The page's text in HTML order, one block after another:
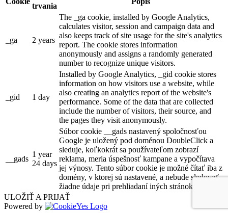
trvania
_ga 2 years
The _ga cookie, installed by Google Analytics,
calculates visitor, session and campaign data and
also keeps track of site usage for the site's analytics
report. The cookie stores information
anonymously and assigns a randomly generated
number to recognize unique visitors.
_gid 1 day
Installed by Google Analytics, _gid cookie stores
information on how visitors use a website, while
also creating an analytics report of the website's
performance. Some of the data that are collected
include the number of visitors, their source, and
the pages they visit anonymously.
__gads
1 year
24 days
Súbor cookie __gads nastavený spoločnosťou
Google je uložený pod doménou DoubleClick a
sleduje, koľkokrát sa používateľom zobrazí
reklama, meria úspešnosť kampane a vypočítava
jej výnosy. Tento súbor cookie je možné čítať iba z
domény, v ktorej sú nastavené, a nebude sledovať
žiadne údaje pri prehliadaní iných stránok.
ULOŽIŤ A PRIJAŤ
Powered by